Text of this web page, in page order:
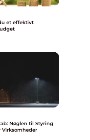
et effektivt
Nøglen til Styring
Virksomheder